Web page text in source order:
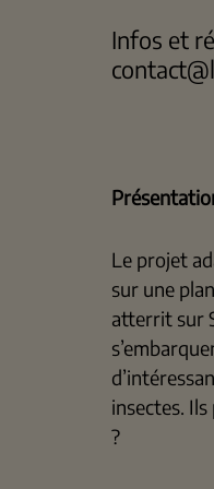
Infos et
Le projet
sur une
atterrit sur
insectes.
?